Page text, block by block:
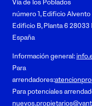
Vía de los Poblados
número 1, Edificio Alvento
Edificio B, Planta 6 28033
España
Información general:
Para
arrendadores:
Para potenciales